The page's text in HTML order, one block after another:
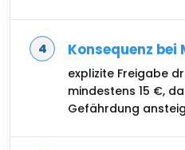
Konsequenz
explizite Freigabe
mindestens 15 €,
Gefährdung